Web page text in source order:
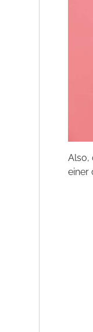
Also,
einer